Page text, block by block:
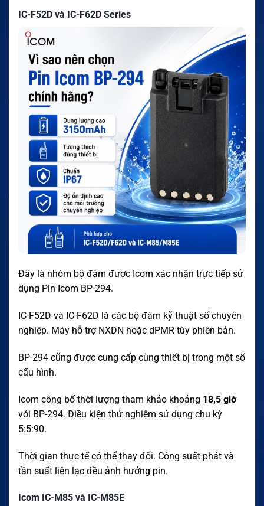
IC-F52D và IC-F62D Series
Đây là nhóm bộ đàm được Icom xác nhận trực tiếp sử
dụng Pin Icom BP-294.
IC-F52D và IC-F62D là các bộ đàm kỹ thuật số chuyên
nghiệp. Máy hỗ trợ NXDN hoặc dPMR tùy phiên bản.
BP-294 cũng được cung cấp cùng thiết bị trong một số
cấu hình.
Icom công bố thời lượng tham khảo khoảng 18,5 giờ
với BP-294. Điều kiện thử nghiệm sử dụng chu kỳ
5:5:90.
Thời gian thực tế có thể thay đổi. Công suất phát và
tần suất liên lạc đều ảnh hưởng pin.
Icom IC-M85 và IC-M85E